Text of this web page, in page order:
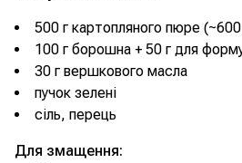
500 г картопляного пюре (~600
100 г борошна + 50 г для
30 г вершкового масла
пучок зелені
сіль, перець
Для змащення: